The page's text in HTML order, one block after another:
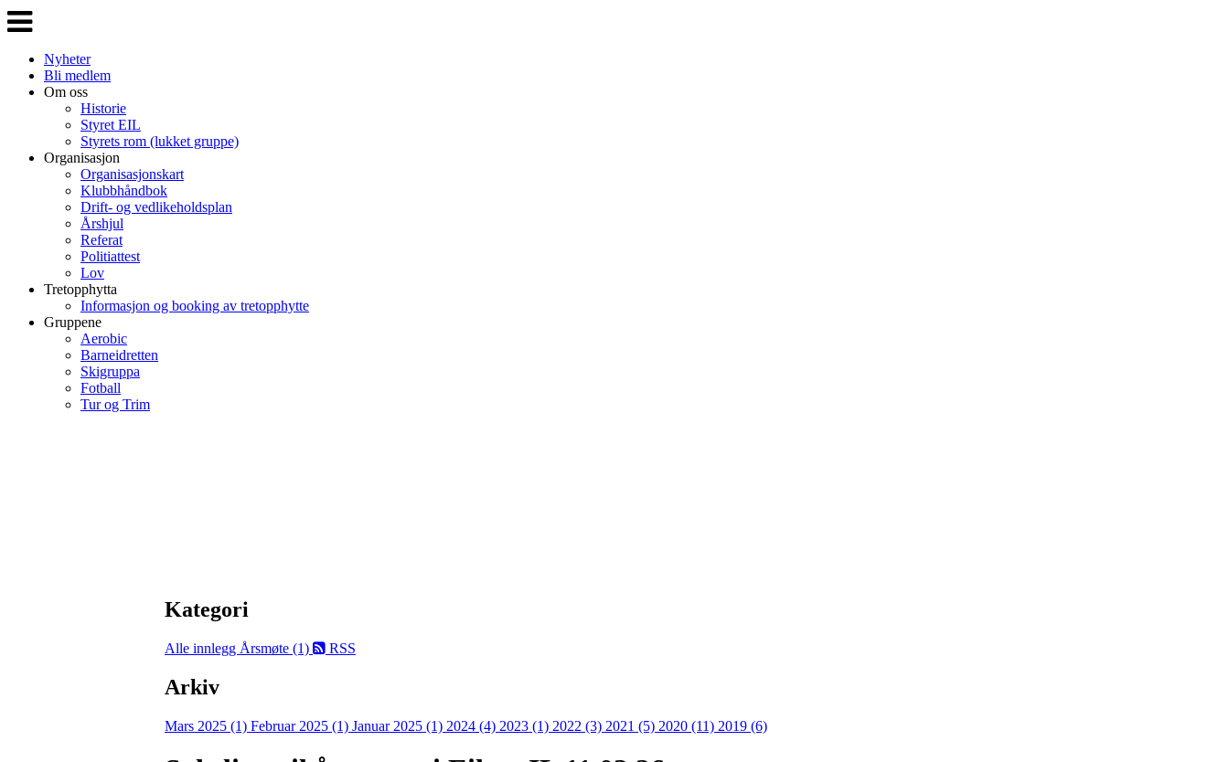
Veksle
navigasjon
Nyheter
Bli medlem
Om oss
Historie
Styret EIL
Styrets rom (lukket gruppe)
Organisasjon
Organisasjonskart
Klubbhåndbok
Drift- og vedlikeholdsplan
Årshjul
Referat
Politiattest
Lov
Tretopphytta
Informasjon og booking av tretopphytte
Gruppene
Aerobic
Barneidretten
Skigruppa
Fotball
Tur og Trim
Kategori
Alle innlegg Årsmøte (1) RSS
Arkiv
Mars 2025 (1) Februar 2025 (1) Januar 2025 (1) 2024 (4) 2023 (1) 2022 (3) 2021 (5) 2020 (11) 2019 (6)